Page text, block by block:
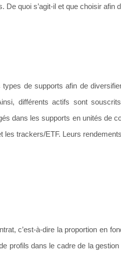
quoi s’agit-il et que choisir afin
de supports afin de
différents actifs sont
dans les supports en unités de
les trackers/ETF. Leurs
c’est-à-dire la proportion en
profils dans le cadre de la gestion